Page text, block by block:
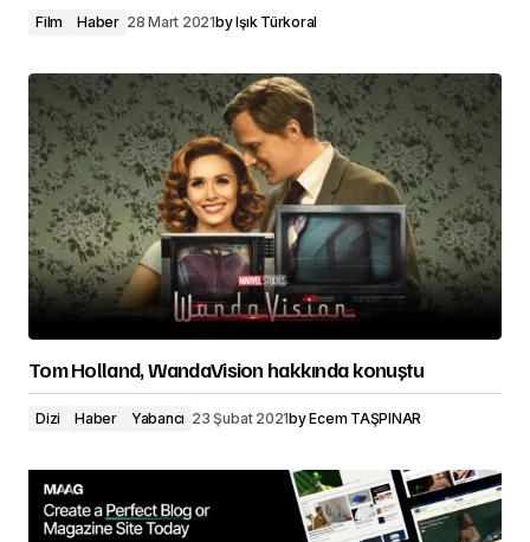
Film Haber 28 Mart 2021byIşık Türkoral
Tom Holland, WandaVision hakkında konuştu
Dizi Haber Yabancı 23 Şubat 2021byEcem TAŞPINAR